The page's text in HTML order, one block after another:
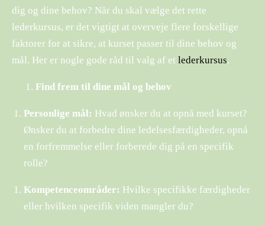
dig og dine behov? Når du skal vælge det rette
lederkursus, er det vigtigt at overveje flere forskellige
faktorer for at sikre, at kurset passer til dine behov og
mål. Her er nogle gode råd til valg af et lederkursus.
Find frem til dine mål og behov
Personlige mål: Hvad ønsker du at opnå med kurset?
Ønsker du at forbedre dine ledelsesfærdigheder, opnå
en forfremmelse eller forberede dig på en specifik
rolle?
Kompetenceområder: Hvilke specifikke færdigheder
eller hvilken specifik viden mangler du?